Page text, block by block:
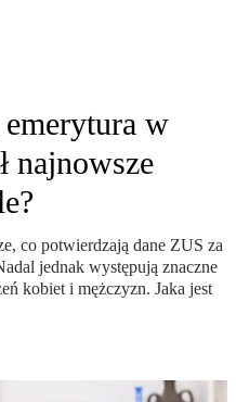
w
najnowsze
co potwierdzają dane ZUS za
jednak występują znaczne
kobiet i mężczyzn. Jaka jest